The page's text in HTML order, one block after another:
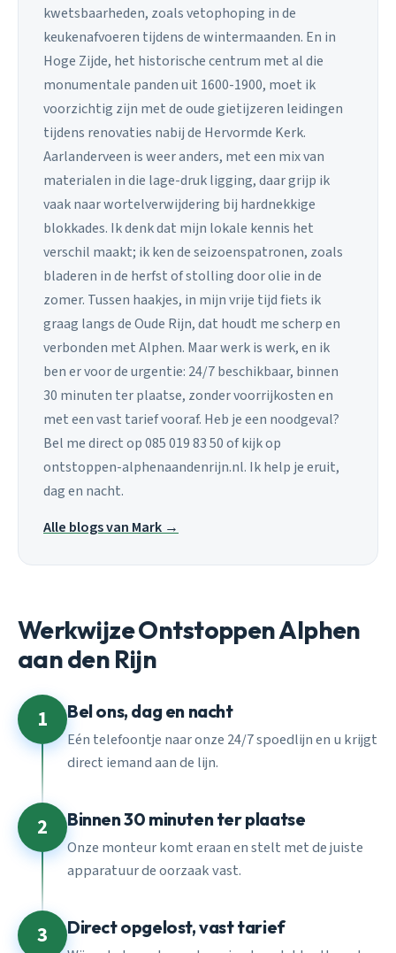
kwetsbaarheden, zoals vetophoping in de
keukenafvoeren tijdens de wintermaanden. En in
Hoge Zijde, het historische centrum met al die
monumentale panden uit 1600-1900, moet ik
voorzichtig zijn met de oude gietijzeren leidingen
tijdens renovaties nabij de Hervormde Kerk.
Aarlanderveen is weer anders, met een mix van
materialen in die lage-druk ligging, daar grijp ik
vaak naar wortelverwijdering bij hardnekkige
blokkades. Ik denk dat mijn lokale kennis het
verschil maakt; ik ken de seizoenspatronen, zoals
bladeren in de herfst of stolling door olie in de
zomer. Tussen haakjes, in mijn vrije tijd fiets ik
graag langs de Oude Rijn, dat houdt me scherp en
verbonden met Alphen. Maar werk is werk, en ik
ben er voor de urgentie: 24/7 beschikbaar, binnen
30 minuten ter plaatse, zonder voorrijkosten en
met een vast tarief vooraf. Heb je een noodgeval?
Bel me direct op 085 019 83 50 of kijk op
ontstoppen-alphenaandenrijn.nl. Ik help je eruit,
dag en nacht.
Alle blogs van Mark →
Werkwijze Ontstoppen Alphen
aan den Rijn
1 Bel ons, dag en nacht
Eén telefoontje naar onze 24/7 spoedlijn en u krijgt
direct iemand aan de lijn.
2 Binnen 30 minuten ter plaatse
Onze monteur komt eraan en stelt met de juiste
apparatuur de oorzaak vast.
3 Direct opgelost, vast tarief